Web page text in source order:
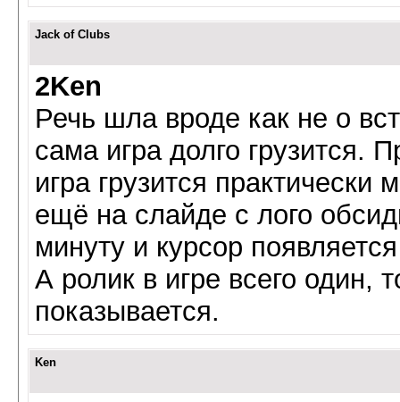
Jack of Clubs
2Ken
Речь шла вроде как не о
сама игра долго грузится.
игра грузится
ещё на слайде с лого
минуту и курсор
А ролик в игре всего один,
показывается.
Ken